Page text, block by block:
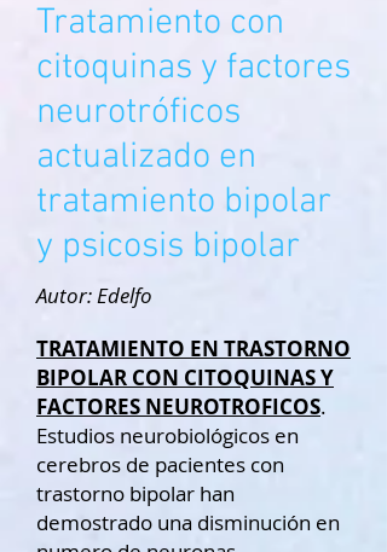
Tratamiento con
citoquinas y factores
neurotróficos
actualizado en
tratamiento bipolar
y psicosis bipolar
Autor: Edelfo
TRATAMIENTO EN TRASTORNO
BIPOLAR CON CITOQUINAS Y
FACTORES NEUROTROFICOS.
Estudios neurobiológicos en
cerebros de pacientes con
trastorno bipolar han
demostrado una disminución en